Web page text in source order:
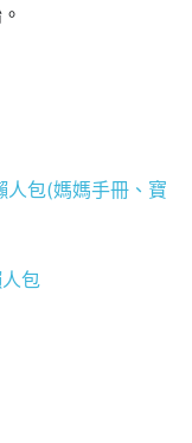
人包(媽媽手冊、寶
包